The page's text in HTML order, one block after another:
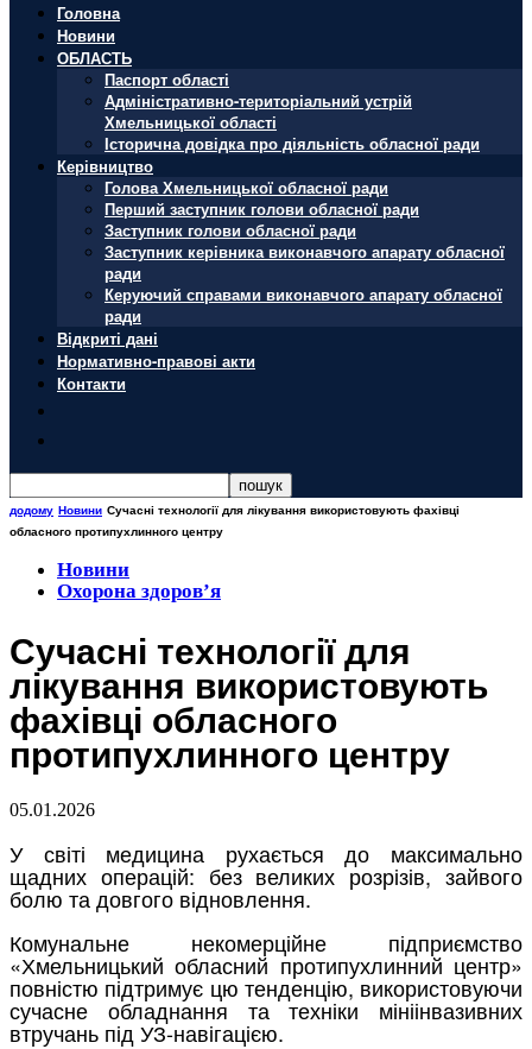
Головна
Новини
ОБЛАСТЬ
Паспорт області
Адміністративно-територіальний устрій
Хмельницької області
Історична довідка про діяльність обласної ради
Керівництво
Голова Хмельницької обласної ради
Перший заступник голови обласної ради
Заступник голови обласної ради
Заступник керівника виконавчого апарату обласної
ради
Керуючий справами виконавчого апарату обласної
ради
Відкриті дані
Нормативно-правові акти
Контакти
додому Новини Сучасні технології для лікування використовують фахівці
обласного протипухлинного центру
Новини
Охорона здоров’я
Сучасні технології для
лікування використовують
фахівці обласного
протипухлинного центру
05.01.2026
У світі медицина рухається до максимально
щадних операцій: без великих розрізів, зайвого
болю та довгого відновлення.
Комунальне некомерційне підприємство
«Хмельницький обласний протипухлинний центр»
повністю підтримує цю тенденцію, використовуючи
сучасне обладнання та техніки мініінвазивних
втручань під УЗ-навігацією.